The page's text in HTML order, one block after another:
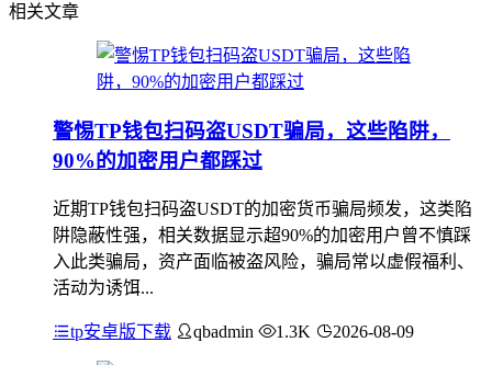
相关文章
警惕TP钱包扫码盗USDT骗局，这些陷阱，
90%的加密用户都踩过
近期TP钱包扫码盗USDT的加密货币骗局频发，这类陷
阱隐蔽性强，相关数据显示超90%的加密用户曾不慎踩
入此类骗局，资产面临被盗风险，骗局常以虚假福利、
活动为诱饵...
tp安卓版下载 qbadmin 1.3K 2026-08-09